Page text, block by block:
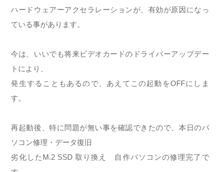
ハードウェアーアクセラレーションが、有効が原因になっ
ている事があります。
今は、いいでも将来ビデオカードのドライバーアップデー
トにより、
発生することもあるので、あえてこの起動をOFFにしま
す。
再起動後、特に問題が無い事を確認できたので、本日のパ
ソコン修理・データ復旧
劣化したM.2 SSD 取り換え 自作パソコンの修理完了で